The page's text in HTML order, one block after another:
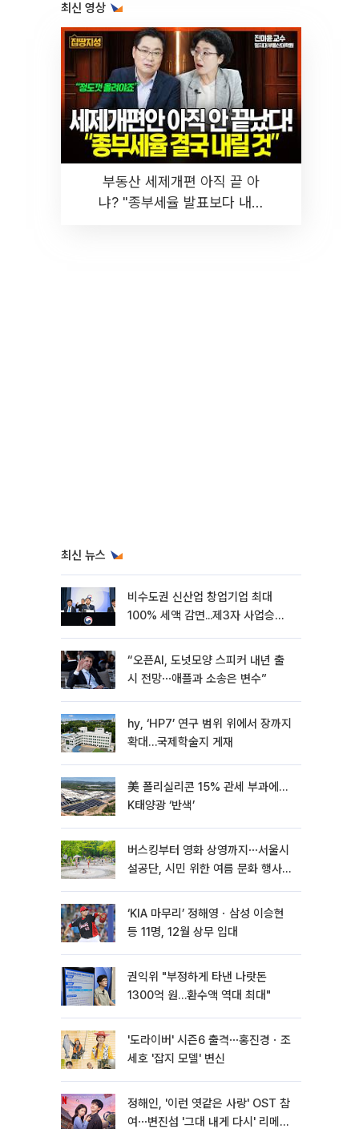
최신 영상
부동산 세제개편 아직 끝 아
냐? "종부세율 발표보다 내릴
최신 뉴스
비수도권 신산업 창업기업 최대
100% 세액 감면...제3자 사업승계
“오픈AI, 도넛모양 스피커 내년 출
시 전망⋯애플과 소송은 변수”
hy, ‘HP7’ 연구 범위 위에서 장까지
확대…국제학술지 게재
美 폴리실리콘 15% 관세 부과에…
K태양광 ‘반색’
버스킹부터 영화 상영까지⋯서울시
설공단, 시민 위한 여름 문화 행사
‘KIA 마무리’ 정해영ㆍ삼성 이승현
등 11명, 12월 상무 입대
권익위 "부정하게 타낸 나랏돈
1300억 원…환수액 역대 최대"
'도라이버' 시즌6 출격⋯홍진경ㆍ조
세호 '잡지 모델' 변신
정해인, '이런 엿같은 사랑' OST 참
여⋯변진섭 '그대 내게 다시' 리메이